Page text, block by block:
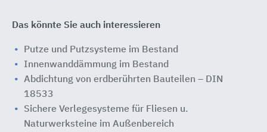
Das könnte Sie auch interessieren
Putze und Putzsysteme im Bestand
Innenwanddämmung im Bestand
Abdichtung von erdberührten Bauteilen – DIN
18533
Sichere Verlegesysteme für Fliesen u.
Naturwerksteine im Außenbereich